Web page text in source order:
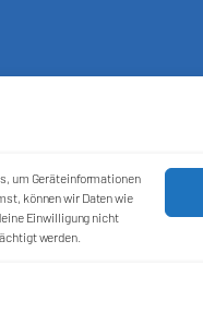
um Geräteinformationen
können wir Daten wie
Einwilligung nicht
werden.